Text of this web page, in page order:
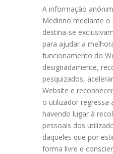
A informação
Medinno mediante o
destina-se
para ajudar a
funcionamento do
designadamente,
pesquizados,
Website e
o utilizador regressa
havendo lugar à
pessoais dos
daqueles que por
forma livre e